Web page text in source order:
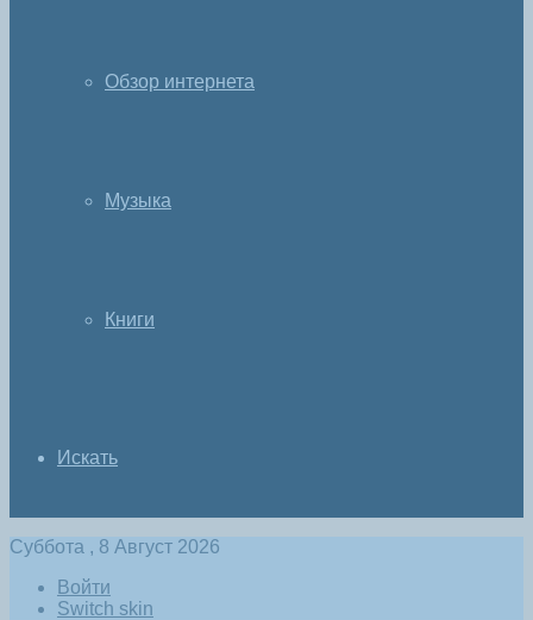
Обзор интернета
Музыка
Книги
Искать
Суббота , 8 Август 2026
Войти
Switch skin